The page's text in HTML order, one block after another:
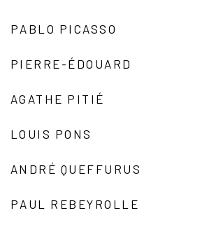
PABLO PICASSO
PIERRE-ÉDOUARD
AGATHE PITIÉ
LOUIS PONS
ANDRÉ QUEFFURUS
PAUL REBEYROLLE